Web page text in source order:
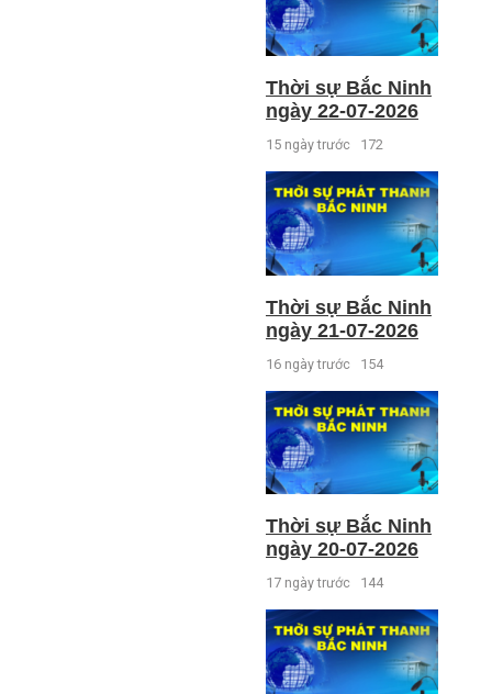
Thời sự Bắc Ninh
ngày 22-07-2026
15 ngày trước 172
Thời sự Bắc Ninh
ngày 21-07-2026
16 ngày trước 154
Thời sự Bắc Ninh
ngày 20-07-2026
17 ngày trước 144